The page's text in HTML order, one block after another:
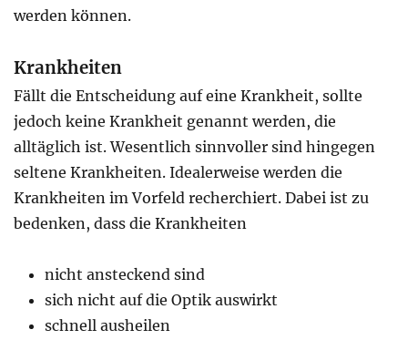
werden können.
Krankheiten
Fällt die Entscheidung auf eine Krankheit, sollte
jedoch keine Krankheit genannt werden, die
alltäglich ist. Wesentlich sinnvoller sind hingegen
seltene Krankheiten. Idealerweise werden die
Krankheiten im Vorfeld recherchiert. Dabei ist zu
bedenken, dass die Krankheiten
nicht ansteckend sind
sich nicht auf die Optik auswirkt
schnell ausheilen